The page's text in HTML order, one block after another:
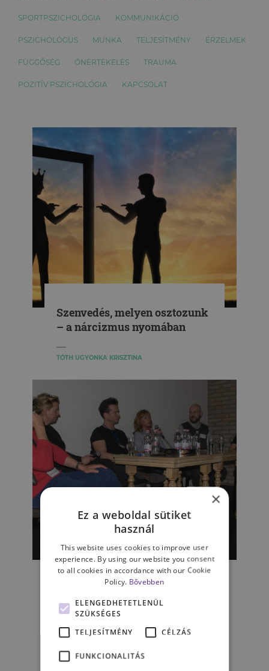
SPORTPSZICHOLÓGIA KOMMUNIKÁCIÓ
PSZICHOLÓGUS MUNKA TELJESÍTMÉNY ÉRZELMEK
FÜGGŐSÉG ÖNÉRTÉKELÉS TRAUMA
POZITÍV PSZICHOLÓGIA KAPCSOLAT
Szenvedés, melyen osztozunk
– a nárcizmus nyomában
TÓTH UGYONKA KRISZTINA
KAPCSOLATAINK
„A kóros nárcisztikus
valójában szenved” – dr. Bánki
György a szegedi Pszicho-
Kávéházban
×
Ez a weboldal sütiket
használ
This website uses cookies to improve user
experience. By using our website you consent
to all cookies in accordance with our Cookie
Policy. Bővebben
ELENGEDHETETLENÜL
SZÜKSÉGES
TELJESÍTMÉNY
CÉLZÁS
FUNKCIONALITÁS